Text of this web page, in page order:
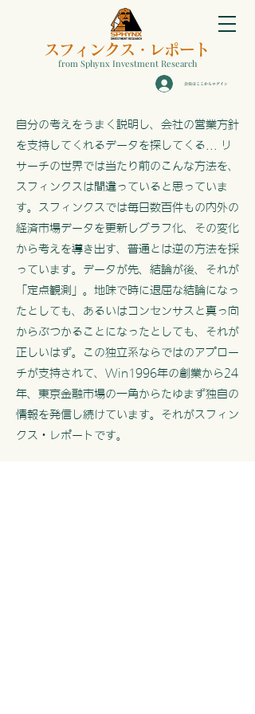
スフィンクス ・ レポート
from Sphynx Investment Research
会員はここからログイン
自分の考えをうまく説明し、会社の営業方針
を支持してくれるデータを探してくる... リ
サーチの世界では当たり前のこんな方法を、
スフィンクスは間違っていると思っていま
す。スフィンクスでは毎日数百件もの内外の
経済市場データを更新しグラフ化、その変化
から考えを導き出す、普通とは逆の方法を採
っています。データが先、結論が後、それが
「定点観測」。地味で時に退屈な結論になっ
たとしても、あるいはコンセンサスと真っ向
からぶつかることになったとしても、それが
正しいはず。この独立系ならではのアプロー
チが支持されて、Win1996年の創業から24
年、東京金融市場の一角からたゆまず独自の
情報を発信し続けています。それがスフィン
クス・レポートです。